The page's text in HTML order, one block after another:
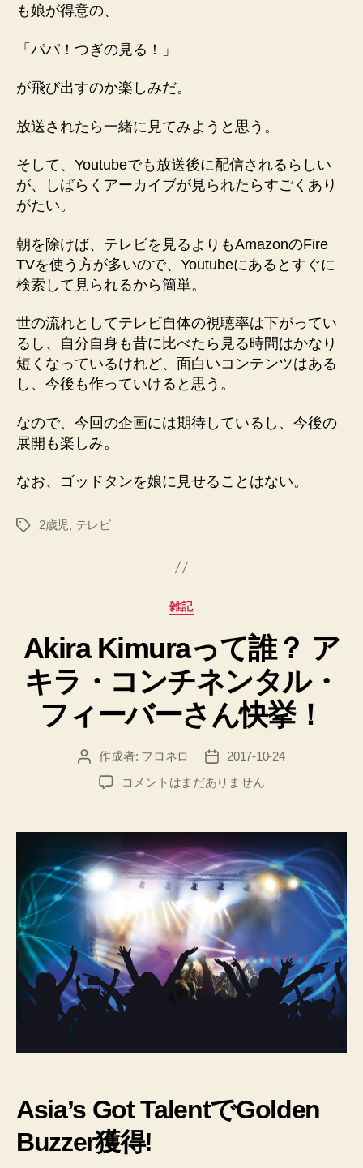
も娘が得意の、
「パパ！つぎの見る！」
が飛び出すのか楽しみだ。
放送されたら一緒に見てみようと思う。
そして、Youtubeでも放送後に配信されるらしい
が、しばらくアーカイブが見られたらすごくあり
がたい。
朝を除けば、テレビを見るよりもAmazonのFire
TVを使う方が多いので、Youtubeにあるとすぐに
検索して見られるから簡単。
世の流れとしてテレビ自体の視聴率は下がってい
るし、自分自身も昔に比べたら見る時間はかなり
短くなっているけれど、面白いコンテンツはある
し、今後も作っていけると思う。
なので、今回の企画には期待しているし、今後の
展開も楽しみ。
なお、ゴッドタンを娘に見せることはない。
タ
2歳児, テレビ
カ
ゴ
リ
ー
雑記
Akira Kimuraって誰？ ア
キラ・コンチネンタル・
フィーバーさん快挙！
投
作成者: フロネロ
投
稿
日
2017-10-24
Akira
て
誰？
ア
キ
コ
ン
チ
ネ
ン
タ
バ
ー
さ
ん
コメントはまだありません
Asia’s Got TalentでGolden
Buzzer獲得!